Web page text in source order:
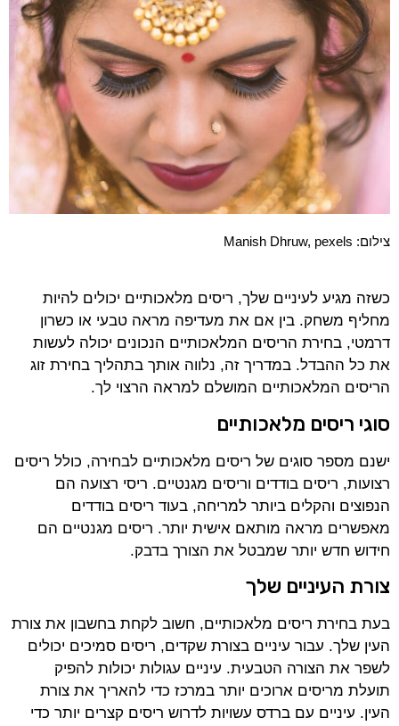
צילום: Manish Dhruw, pexels
כשזה מגיע לעיניים שלך, ריסים מלאכותיים יכולים להיות
מחליף משחק. בין אם את מעדיפה מראה טבעי או כשרון
דרמטי, בחירת הריסים המלאכותיים הנכונים יכולה לעשות
את כל ההבדל. במדריך זה, נלווה אותך בתהליך בחירת זוג
הריסים המלאכותיים המושלם למראה הרצוי לך.
סוגי ריסים מלאכותיים
ישנם מספר סוגים של ריסים מלאכותיים לבחירה, כולל ריסים
רצועות, ריסים בודדים וריסים מגנטיים. ריסי רצועה הם
הנפוצים והקלים ביותר למריחה, בעוד ריסים בודדים
מאפשרים מראה מותאם אישית יותר. ריסים מגנטיים הם
חידוש חדש יותר שמבטל את הצורך בדבק.
צורת העיניים שלך
בעת בחירת ריסים מלאכותיים, חשוב לקחת בחשבון את צורת
העין שלך. עבור עיניים בצורת שקדים, ריסים סמיכים יכולים
לשפר את הצורה הטבעית. עיניים עגולות יכולות להפיק
תועלת מריסים ארוכים יותר במרכז כדי להאריך את צורת
העין. עיניים עם ברדס עשויות לדרוש ריסים קצרים יותר כדי